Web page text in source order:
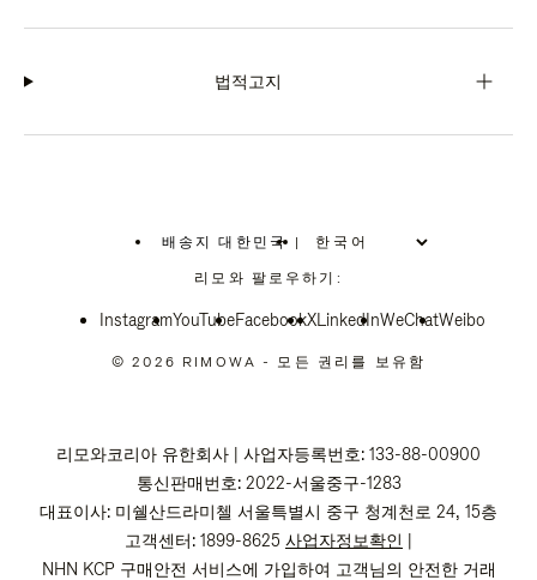
법적고지
배송지 대한민국
위
치
선
십
|
리모와 팔로우하기:
InstagramYouTubeFacebookXLinkedInWeChatWeibo
© 2026 RIMOWA - 모든 권리를 보유함
리모와코리아 유한회사 | 사업자등록번호: 133-88-00900
통신판매번호: 2022-서울중구-1283
대표이사: 미쉘산드라미첼 서울특별시 중구 청계천로 24, 15층
고객센터: 1899-8625 사업자정보확인 |
NHN KCP 구매안전 서비스에 가입하여 고객님의 안전한 거래